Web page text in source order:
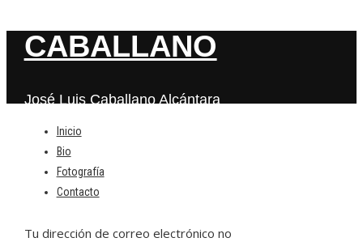
CABALLANO
José Luis Caballano Alcántara
Inicio
Bio
Fotografía
Contacto
Deja una respuesta
Tu dirección de correo electrónico no